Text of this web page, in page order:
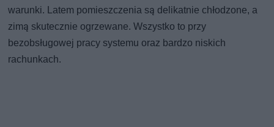
warunki. Latem pomieszczenia są delikatnie chłodzone, a
zimą skutecznie ogrzewane. Wszystko to przy
bezobsługowej pracy systemu oraz bardzo niskich
rachunkach.